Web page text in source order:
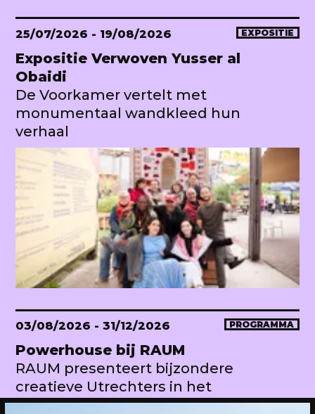
25/07/2026 - 19/08/2026 EXPOSITIE
Expositie Verwoven Yusser al
Obaidi
De Voorkamer vertelt met
monumentaal wandkleed hun
verhaal
03/08/2026 - 31/12/2026 PROGRAMMA
Powerhouse bij RAUM
RAUM presenteert bijzondere
creatieve Utrechters in het
Makershuis